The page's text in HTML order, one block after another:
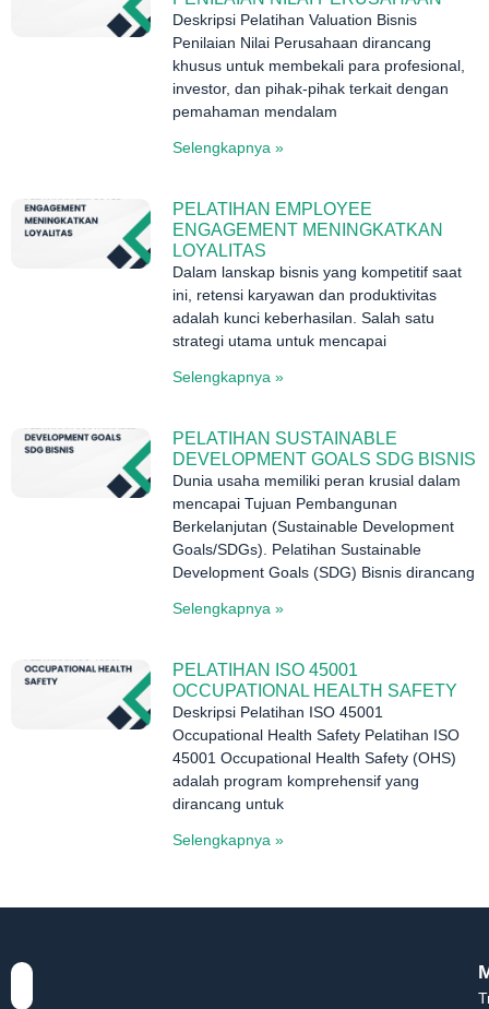
Deskripsi Pelatihan Valuation Bisnis
Penilaian Nilai Perusahaan dirancang
khusus untuk membekali para profesional,
investor, dan pihak-pihak terkait dengan
pemahaman mendalam
Selengkapnya »
PELATIHAN EMPLOYEE
ENGAGEMENT MENINGKATKAN
LOYALITAS
Dalam lanskap bisnis yang kompetitif saat
ini, retensi karyawan dan produktivitas
adalah kunci keberhasilan. Salah satu
strategi utama untuk mencapai
Selengkapnya »
PELATIHAN SUSTAINABLE
DEVELOPMENT GOALS SDG BISNIS
Dunia usaha memiliki peran krusial dalam
mencapai Tujuan Pembangunan
Berkelanjutan (Sustainable Development
Goals/SDGs). Pelatihan Sustainable
Development Goals (SDG) Bisnis dirancang
Selengkapnya »
PELATIHAN ISO 45001
OCCUPATIONAL HEALTH SAFETY
Deskripsi Pelatihan ISO 45001
Occupational Health Safety Pelatihan ISO
45001 Occupational Health Safety (OHS)
adalah program komprehensif yang
dirancang untuk
Selengkapnya »